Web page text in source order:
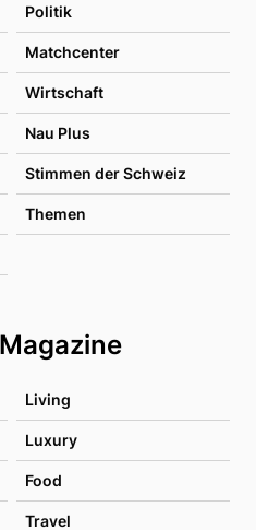
Politik
Matchcenter
Wirtschaft
Nau Plus
Stimmen der Schweiz
Themen
Living
Luxury
Food
Travel